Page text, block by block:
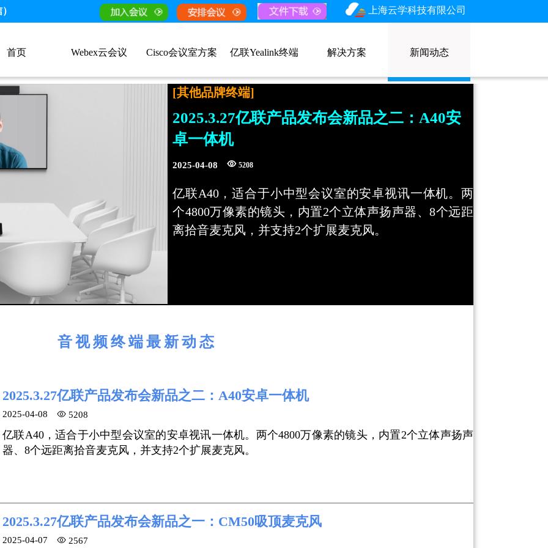
上海云学科技有限公司
首页 Webex云会议 Cisco会议室方案 亿联Yealink终端 解决方案 新闻动态
[其他品牌终端]
2025.3.27亿联产品发布会新品之二：A40安
卓一体机
2025-04-08 5208
亿联A40，适合于小中型会议室的安卓视讯一体机。两
个4800万像素的镜头，内置2个立体声扬声器、8个远距
离拾音麦克风，并支持2个扩展麦克风。
音视频终端最新动态
2025.3.27亿联产品发布会新品之二：A40安卓一体机
2025-04-08 5208
亿联A40，适合于小中型会议室的安卓视讯一体机。两个4800万像素的镜头，内置2个立体声扬声
器、8个远距离拾音麦克风，并支持2个扩展麦克风。
2025.3.27亿联产品发布会新品之一：CM50吸顶麦克风
2025-04-07 2567